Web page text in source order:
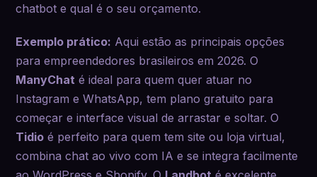
chatbot e qual é o seu orçamento.
Exemplo prático: Aqui estão as principais opções
para empreendedores brasileiros em 2026. O
ManyChat é ideal para quem quer atuar no
Instagram e WhatsApp, tem plano gratuito para
começar e interface visual de arrastar e soltar. O
Tidio é perfeito para quem tem site ou loja virtual,
combina chat ao vivo com IA e se integra facilmente